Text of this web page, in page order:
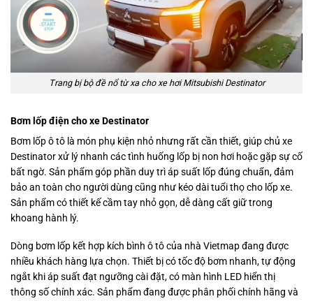
Trang bị bộ đề nổ từ xa cho xe hơi Mitsubishi Destinator
Bơm lốp điện cho xe Destinator
Bơm lốp ô tô là món phụ kiện nhỏ nhưng rất cần thiết, giúp chủ xe
Destinator xử lý nhanh các tình huống lốp bị non hơi hoặc gặp sự cố
bất ngờ. Sản phẩm góp phần duy trì áp suất lốp đúng chuẩn, đảm
bảo an toàn cho người dùng cũng như kéo dài tuổi thọ cho lốp xe.
Sản phẩm có thiết kế cầm tay nhỏ gọn, dễ dàng cất giữ trong
khoang hành lý.
Dòng bơm lốp kết hợp kích bình ô tô của nhà Vietmap đang được
nhiều khách hàng lựa chọn. Thiết bị có tốc độ bơm nhanh, tự động
ngắt khi áp suất đạt ngưỡng cài đặt, có màn hình LED hiển thị
thông số chính xác. Sản phẩm đang được phân phối chính hãng và